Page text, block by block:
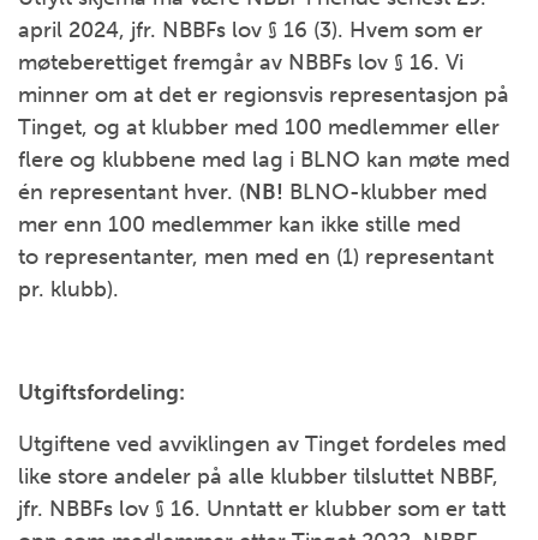
april 2024, jfr. NBBFs lov § 16 (3). Hvem som er
møteberettiget fremgår av NBBFs lov § 16. Vi
minner om at det er regionsvis representasjon på
Tinget, og at klubber med 100 medlemmer eller
flere og klubbene med lag i BLNO kan møte med
én representant hver. (NB! BLNO-klubber med
mer enn 100 medlemmer kan ikke stille med
to representanter, men med en (1) representant
pr. klubb).
Utgiftsfordeling:
Utgiftene ved avviklingen av Tinget fordeles med
like store andeler på alle klubber tilsluttet NBBF,
jfr. NBBFs lov § 16. Unntatt er klubber som er tatt